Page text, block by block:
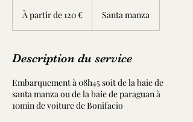
partir
euros
À partir de 120 € Santa manza
Description du service
Embarquement à 08h45 soit de la baie de
santa manza ou de la baie de paraguan à
10min de voiture de Bonifacio